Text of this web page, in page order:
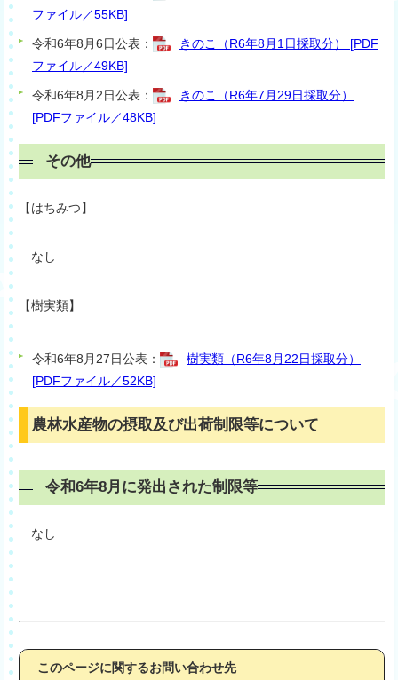
ファイル／55KB]
令和6年8月6日公表：
きのこ（R6年8月1日採取分） [PDF
ファイル／49KB]
令和6年8月2日公表：
きのこ（R6年7月29日採取分）
[PDFファイル／48KB]
その他
【はちみつ】
なし
【樹実類】
令和6年8月27日公表：
樹実類（R6年8月22日採取分）
[PDFファイル／52KB]
農林水産物の摂取及び出荷制限等について
令和6年8月に発出された制限等
なし
このページに関するお問い合わせ先